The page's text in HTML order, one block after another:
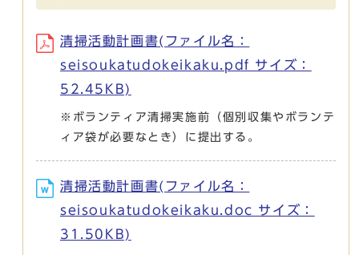
清掃活動計画書(ファイル名：
seisoukatudokeikaku.pdf サイズ：
52.45KB)
※ボランティア清掃実施前（個別収集やボランテ
ィア袋が必要なとき）に提出する。
清掃活動計画書(ファイル名：
seisoukatudokeikaku.doc サイズ：
31.50KB)